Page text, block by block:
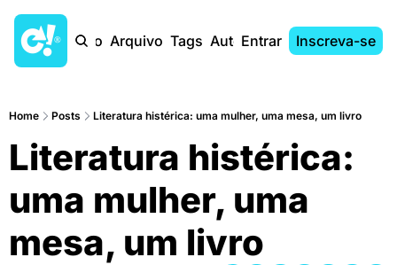
Início Arquivo Tags AutoresEntrar Inscreva-se
Home Posts Literatura histérica: uma mulher, uma mesa, um livro
Literatura histérica:
uma mulher, uma
mesa, um livro